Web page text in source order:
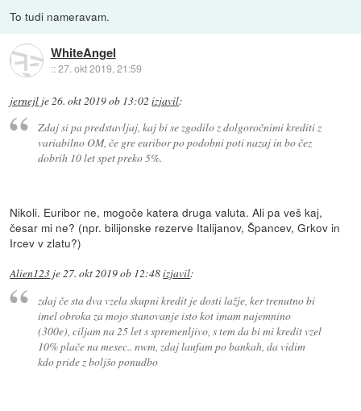
To tudi nameravam.
WhiteAngel
::27. okt 2019, 21:59
jernejl je26. okt 2019 ob 13:02 izjavil:
Zdaj si pa predstavljaj, kaj bi se zgodilo z dolgoročnimi krediti z
variabilno OM, če gre euribor po podobni poti nazaj in bo čez
dobrih 10 let spet preko 5%.
Nikoli. Euribor ne, mogoče katera druga valuta. Ali pa veš kaj,
česar mi ne? (npr. bilijonske rezerve Italijanov, Špancev, Grkov in
Ircev v zlatu?)
Alien123 je27. okt 2019 ob 12:48izjavil:
zdaj če sta dva vzela skupni kredit je dosti lažje, ker trenutno bi
imel obroka za mojo stanovanje isto kot imam najemnino
(300e), ciljam na 25 let s spremenljivo, s tem da bi mi kredit vzel
10% plače na mesec.. nwm, zdaj laufam po bankah, da vidim
kdo pride z boljšo ponudbo